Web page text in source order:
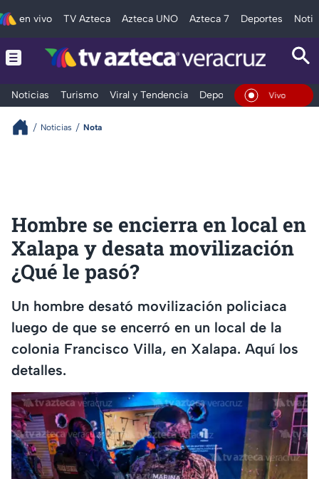
en vivo TV Azteca Azteca UNO Azteca 7 Deportes
Noticias Turismo Viral y Tendencia Deportes Espectáculos
En Vivo
Noticias Nota
Hombre se encierra en local en
Xalapa y desata movilización
¿Qué le pasó?
Un hombre desató movilización policiaca
luego de que se encerró en un local de la
colonia Francisco Villa, en Xalapa. Aquí los
detalles.